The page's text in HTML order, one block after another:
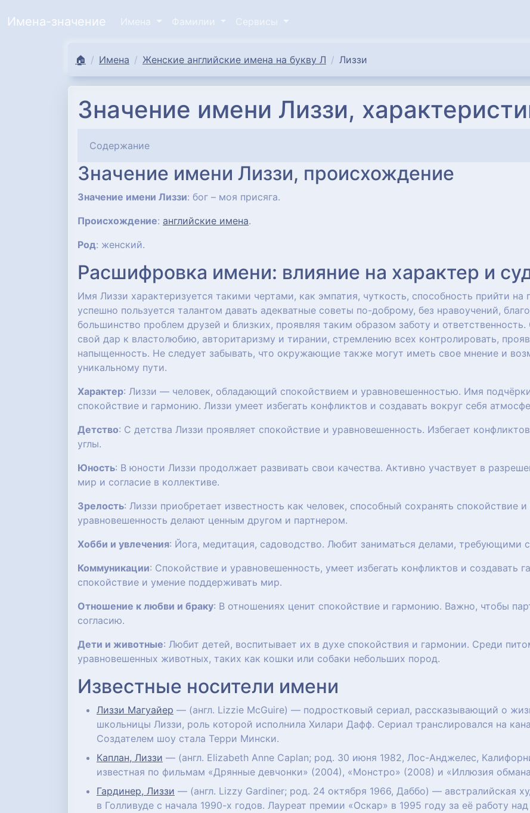
Имена-значение Имена Фамилии Сервисы
🏠 Имена Женские английские имена на букву Л Лиззи
Значение имени Лиззи,
Содержание
Значение имени Лиззи, происхождение
Значение имени Лиззи: бог – моя присяга.
Происхождение: английские имена.
Род: женский.
Расшифровка имени: влияние на характер и
Имя Лиззи характеризуется такими чертами, как эмпатия, чуткость, способность прийти
успешно пользуется талантом давать адекватные советы по-доброму, без нравоучений,
большинство проблем друзей и близких, проявляя таким образом заботу и
свой дар к властолюбию, авторитаризму и тирании, стремлению всех контролировать,
напыщенность. Не следует забывать, что окружающие также могут иметь свое мнение и
уникальному пути.
Характер: Лиззи — человек, обладающий спокойствием и уравновешенностью. Имя
спокойствие и гармонию. Лиззи умеет избегать конфликтов и создавать вокруг себя
Детство: С детства Лиззи проявляет спокойствие и уравновешенность. Избегает
углы.
Юность: В юности Лиззи продолжает развивать свои качества. Активно участвует в
мир и согласие в коллективе.
Зрелость: Лиззи приобретает известность как человек, способный сохранять спокойствие
уравновешенность делают ценным другом и партнером.
Хобби и увлечения: Йога, медитация, садоводство. Любит заниматься делами, требующими
Коммуникации: Спокойствие и уравновешенность, умеет избегать конфликтов и создавать
спокойствие и умение поддерживать мир.
Отношение к любви и браку: В отношениях ценит спокойствие и гармонию. Важно, чтобы
согласию.
Дети и животные: Любит детей, воспитывает их в духе спокойствия и гармонии. Среди
уравновешенных животных, таких как кошки или собаки небольших пород.
Известные носители имени
Лиззи Магуайер — (англ. Lizzie McGuire) — подростковый сериал, рассказывающий о
школьницы Лиззи, роль которой исполнила Хилари Дафф. Сериал транслировался на
Создателем шоу стала Терри Мински.
Каплан, Лиззи — (англ. Elizabeth Anne Caplan; род. 30 июня 1982, Лос-Анджелес,
известная по фильмам «Дрянные девчонки» (2004), «Монстро» (2008) и «Иллюзия
Гардинер, Лиззи — (англ. Lizzy Gardiner; род. 24 октября 1966, Даббо) — австралийская
в Голливуде с начала 1990-х годов. Лауреат премии «Оскар» в 1995 году за её работу